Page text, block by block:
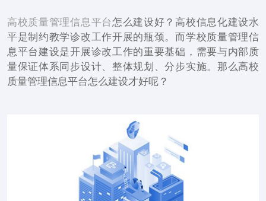
高校质量管理信息平台怎么建设好？高校信息化建设水
平是制约教学诊改工作开展的瓶颈。而学校质量管理信
息平台建设是开展诊改工作的重要基础，需要与内部质
量保证体系同步设计、整体规划、分步实施。那么高校
质量管理信息平台怎么建设才好呢？